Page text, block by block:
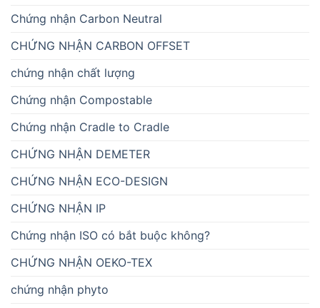
Chứng nhận Carbon Neutral
CHỨNG NHẬN CARBON OFFSET
chứng nhận chất lượng
Chứng nhận Compostable
Chứng nhận Cradle to Cradle
CHỨNG NHẬN DEMETER
CHỨNG NHẬN ECO-DESIGN
CHỨNG NHẬN IP
Chứng nhận ISO có bắt buộc không?
CHỨNG NHẬN OEKO-TEX
chứng nhận phyto